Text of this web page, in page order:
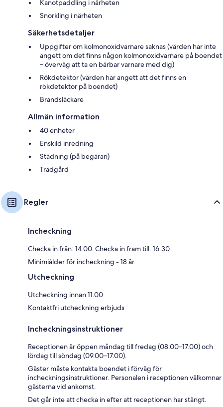
Kanotpaddling i närheten
Snorkling i närheten
Säkerhetsdetaljer
Uppgifter om kolmonoxidvarnare saknas (värden har inte
angett om det finns någon kolmonoxidvarnare på boendet
– överväg att ta en bärbar varnare med dig)
Rökdetektor (värden har angett att det finns en
rökdetektor på boendet)
Brandsläckare
Allmän information
40 enheter
Enskild inredning
Städning (på begäran)
Trädgård
Regler
Incheckning
Checka in från: 14.00. Checka in fram till: 16.30.
Minimiålder för incheckning - 18 år
Utcheckning
Utcheckning innan 11.00
Kontaktfri utcheckning erbjuds
Incheckningsinstruktioner
Receptionen är öppen måndag till fredag (08.00–17.00) och
lördag till söndag (09.00–17.00).
Gäster måste kontakta boendet i förväg för
incheckningsinstruktioner. Personalen i receptionen välkomnar
gästerna vid ankomst.
Det går inte att checka in efter att receptionen har stängt.